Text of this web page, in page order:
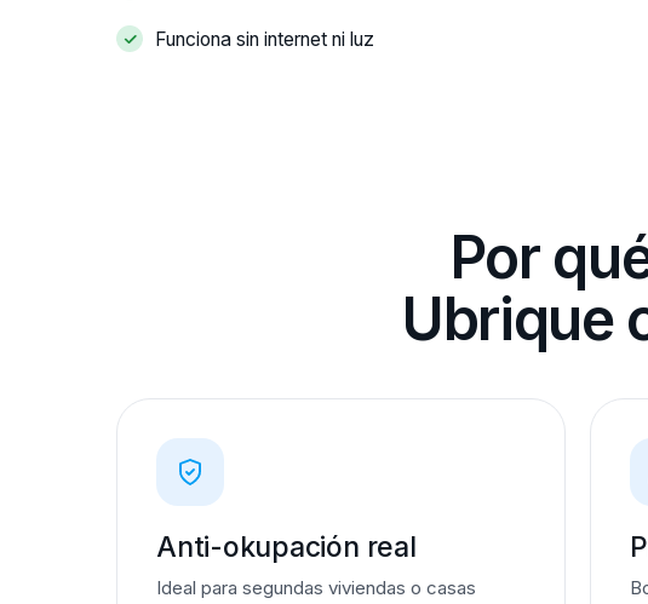
Funciona sin internet ni luz
Por
Ubrique
Anti-okupación real
Ideal para segundas viviendas o casas